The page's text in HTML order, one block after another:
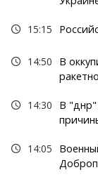
15:15
14:50
В
14:30
В
14:05